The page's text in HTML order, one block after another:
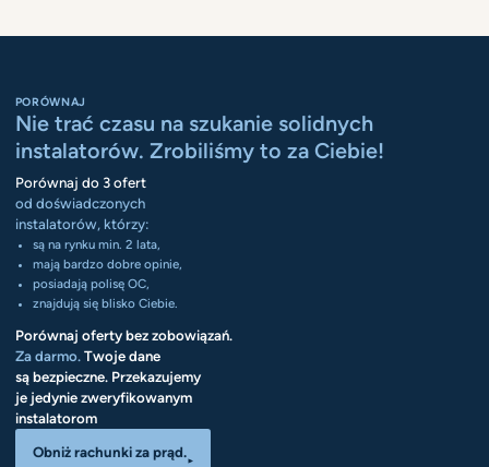
PORÓWNAJ
Nie trać czasu na szukanie solidnych
instalatorów. Zrobiliśmy to za Ciebie!
Porównaj do 3 ofert
od doświadczonych
instalatorów, którzy:
są na rynku min. 2 lata,
mają bardzo dobre opinie,
posiadają polisę OC,
znajdują się blisko Ciebie.
Porównaj oferty bez zobowiązań.
Za darmo. Twoje dane
są bezpieczne. Przekazujemy
je jedynie zweryfikowanym
instalatorom
Obniż rachunki za prąd.